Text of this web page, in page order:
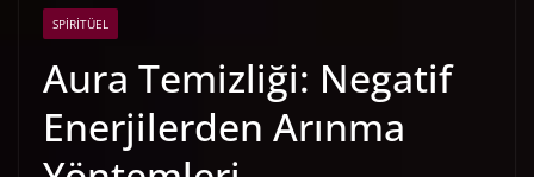
SPIRITÜEL
Aura Temizliği: Negatif
Enerjilerden Arınma